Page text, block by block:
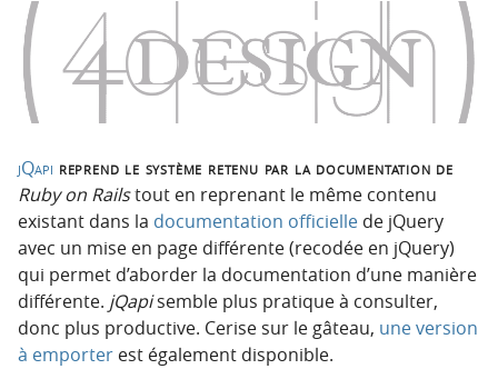
jQapi reprend le système retenu par la documentation de
Ruby on Railstout en reprenant le même contenu
existant dans la documentation officielle de jQuery
avec un mise en page différente (recodée en jQuery)
qui permet d’aborder la documentation d’une manière
différente. jQapisemble plus pratique à consulter,
donc plus productive. Cerise sur le gâteau, une version
à emporter est également disponible.